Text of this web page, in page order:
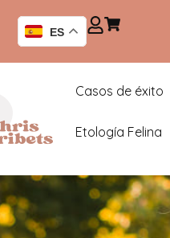
ES
Casos de éxito
Etología Felina